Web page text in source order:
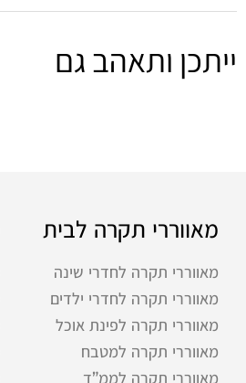
ייתכן ותאהב גם
מאווררי תקרה לבית
מאווררי תקרה לחדרי שינה
מאווררי תקרה לחדרי ילדים
מאווררי תקרה לפינת אוכל
מאווררי תקרה למטבח
מאווררי תקרה לממ”ד